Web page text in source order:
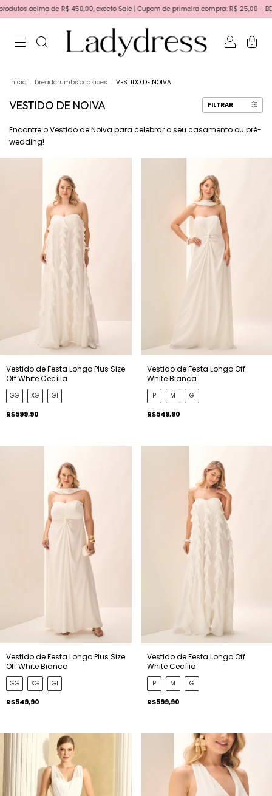
450,00, exceto Sale | Cupom de primeira compra: R$ 25,00 - BEMVINDA |
0
Início . breadcrumbs.ocasioes . VESTIDO DE NOIVA
VESTIDO DE NOIVA FILTRAR
Encontre o Vestido de Noiva para celebrar o seu casamento ou pré-
wedding!
Vestido de Festa Longo Plus Size
Off White Cecília
GG XG G1
R$599,90
Vestido de Festa Longo Off
White Bianca
P M G
R$549,90
Vestido de Festa Longo Plus Size
Off White Bianca
GG XG G1
R$549,90
Vestido de Festa Longo Off
White Cecília
P M G
R$599,90